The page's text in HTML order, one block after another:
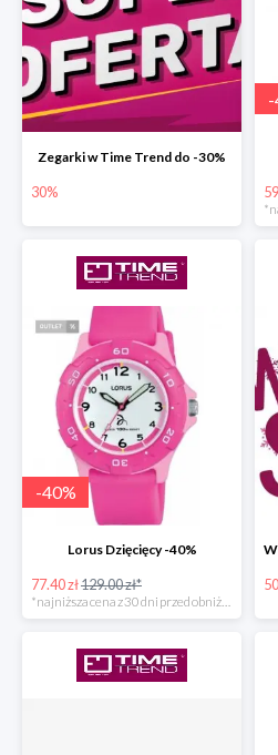
Zegarki w Time Trend do -30%
30%
-
-40%
Lorus Dzięcięcy -40%
77.40 zł129.00 zł*